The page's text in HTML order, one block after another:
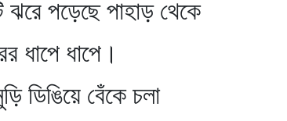
পড়েছে পাহাড় থেকে
ধাপে।
বেঁকে চলা